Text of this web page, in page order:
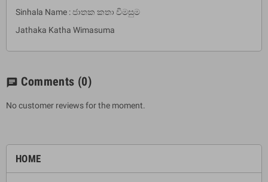
HOME
Sinhala Name : ජාතක කතා විමසුම
Jathaka Katha Wimasuma
chat Comments (0)
No customer reviews for the moment.